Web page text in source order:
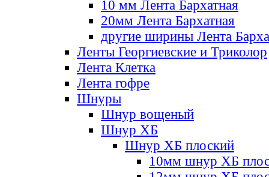
10 мм Лента Бархатная
20мм Лента Бархатная
другие ширины Лента
Ленты Георгиевские и Триколор
Лента Клетка
Лента гофре
Шнуры
Шнур вощеный
Шнур ХБ
Шнур ХБ плоский
10мм шнур ХБ